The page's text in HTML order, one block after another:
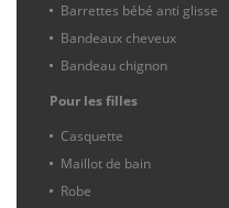
Barrettes bébé anti glisse
Bandeaux cheveux
Bandeau chignon
Pour les filles
Casquette
Maillot de bain
Robe